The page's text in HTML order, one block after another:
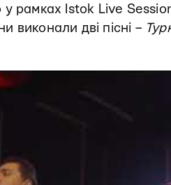
рамках Istok Live
виконали дві пісні –